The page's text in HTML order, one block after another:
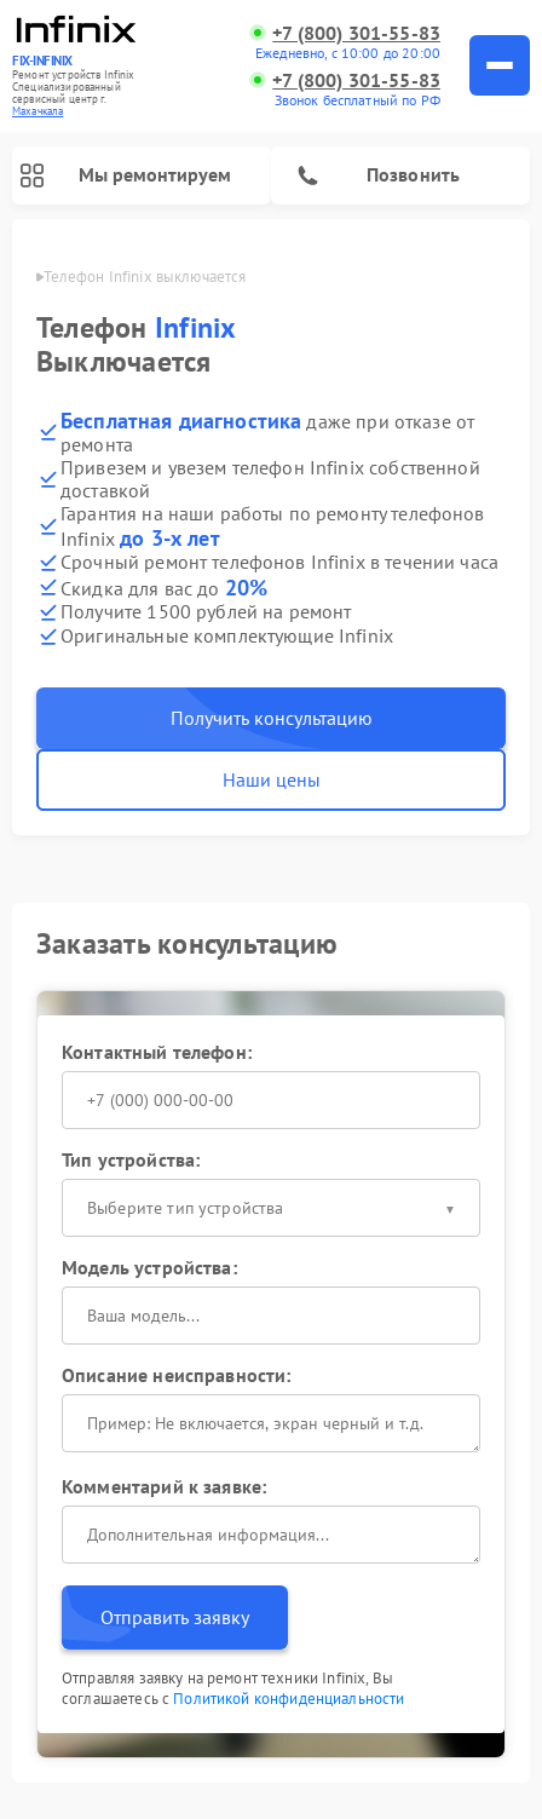
FIX-INFINIX
Ремонт устройств Infinix
Специализированный
cервисный центр г.
Махачкала
+7 (800) 301-55-83
Ежедневно, с 10:00 до 20:00
+7 (800) 301-55-83
Звонок бесплатный по РФ
Мы ремонтируем Позвонить
Телефон Infinix выключается
Телефон Infinix
Выключается
Бесплатная диагностика даже при отказе от
ремонта
Привезем и увезем телефон Infinix собственной
доставкой
Гарантия на наши работы по ремонту телефонов
Infinixдо 3-х лет
Срочный ремонт телефонов Infinix в течении часа
Скидка для вас до 20%
Получите 1500 рублей на ремонт
Оригинальные комплектующие Infinix
Получить консультацию
Наши цены
Заказать консультацию
Контактный телефон:
Тип устройства:
Выберите тип устройства
Модель устройства:
Описание неисправности:
Комментарий к заявке:
Отправить заявку
Отправляя заявку на ремонт техники Infinix, Вы
соглашаетесь с Политикой конфиденциальности